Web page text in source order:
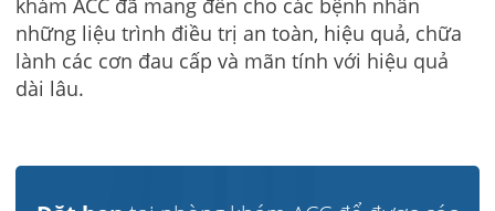
những liệu trình điều trị an toàn, hiệu quả, chữa
lành các cơn đau cấp và mãn tính với hiệu quả
dài lâu.